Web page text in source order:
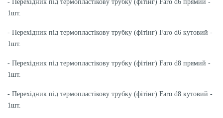
- Перехідник під термопластікову трубку (фітінг) Faro d6 прямий -
1шт.
- Перехідник під термопластікову трубку (фітінг) Faro d6 кутовий -
1шт.
- Перехідник під термопластікову трубку (фітінг) Faro d8 прямий -
1шт.
- Перехідник під термопластікову трубку (фітінг) Faro d8 кутовий -
1шт.